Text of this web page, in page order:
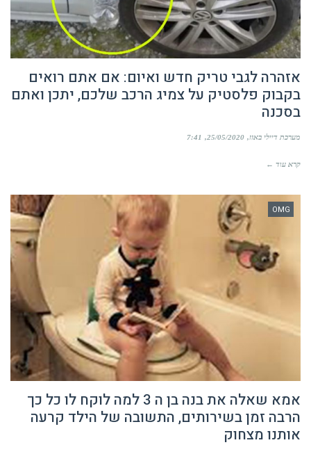
אזהרה לגבי טריק חדש ואיום: אם אתם רואים
בקבוק פלסטיק על צמיג הרכב שלכם, יתכן ואתם
בסכנה
מערכת דיילי באזז 25/05/2020
7:41
קרא עוד ←
OMG
אמא שאלה את בנה בן ה 3 למה לוקח לו כל כך
הרבה זמן בשירותים, התשובה של הילד קרעה
אותנו מצחוק